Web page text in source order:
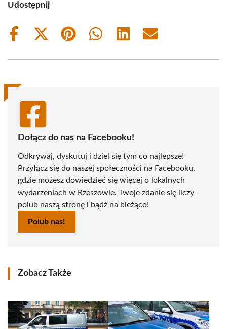
Udostępnij
Share
Share
(Twitter)
Share
Share
Share
Share
Dołącz do nas na Facebooku!
Odkrywaj, dyskutuj i dziel się tym co najlepsze!
Przyłącz się do naszej społeczności na Facebooku,
gdzie możesz dowiedzieć się więcej o lokalnych
wydarzeniach w Rzeszowie. Twoje zdanie się liczy -
polub naszą stronę i bądź na bieżąco!
Polub nas!
Zobacz Także